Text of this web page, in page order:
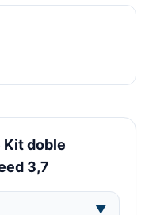
Kit doble
3,7
▼